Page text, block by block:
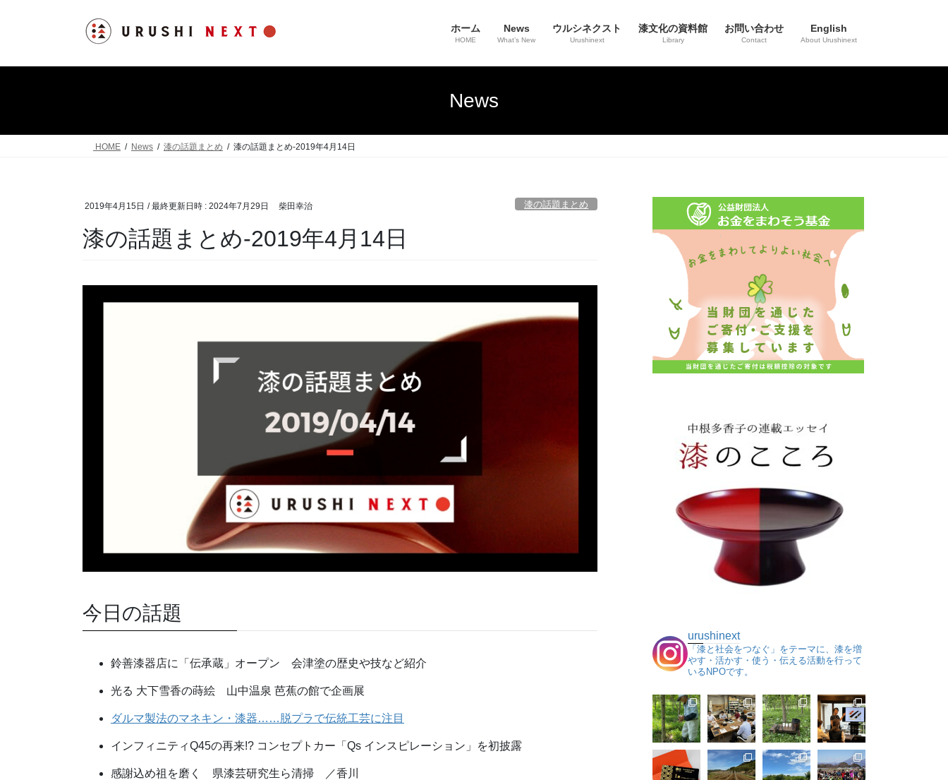
ホーム
HOME
News
What’s New
ウルシネクスト
Urushinext
漆文化の資料館
Library
お問い合わせ
Contact
English
About Urushinext
News
HOME News 漆の話題まとめ 漆の話題まとめ-2019年4月14日
2019年4月15日 / 最終更新日時 : 2024年7月29日 柴田幸治 漆の話題まとめ
漆の話題まとめ-2019年4月14日
今日の話題
鈴善漆器店に「伝承蔵」オープン 会津塗の歴史や技など紹介
光る 大下雪香の蒔絵 山中温泉 芭蕉の館で企画展
ダルマ製法のマネキン・漆器……脱プラで伝統工芸に注目
インフィニティQ45の再来!? コンセプトカー「Qs インスピレーション」を初披露
感謝込め祖を磨く 県漆芸研究生ら清掃 ／香川
urushinext
「漆と社会をつなぐ」をテーマに、漆を増
やす・活かす・使う・伝える活動を行って
いるNPOです。